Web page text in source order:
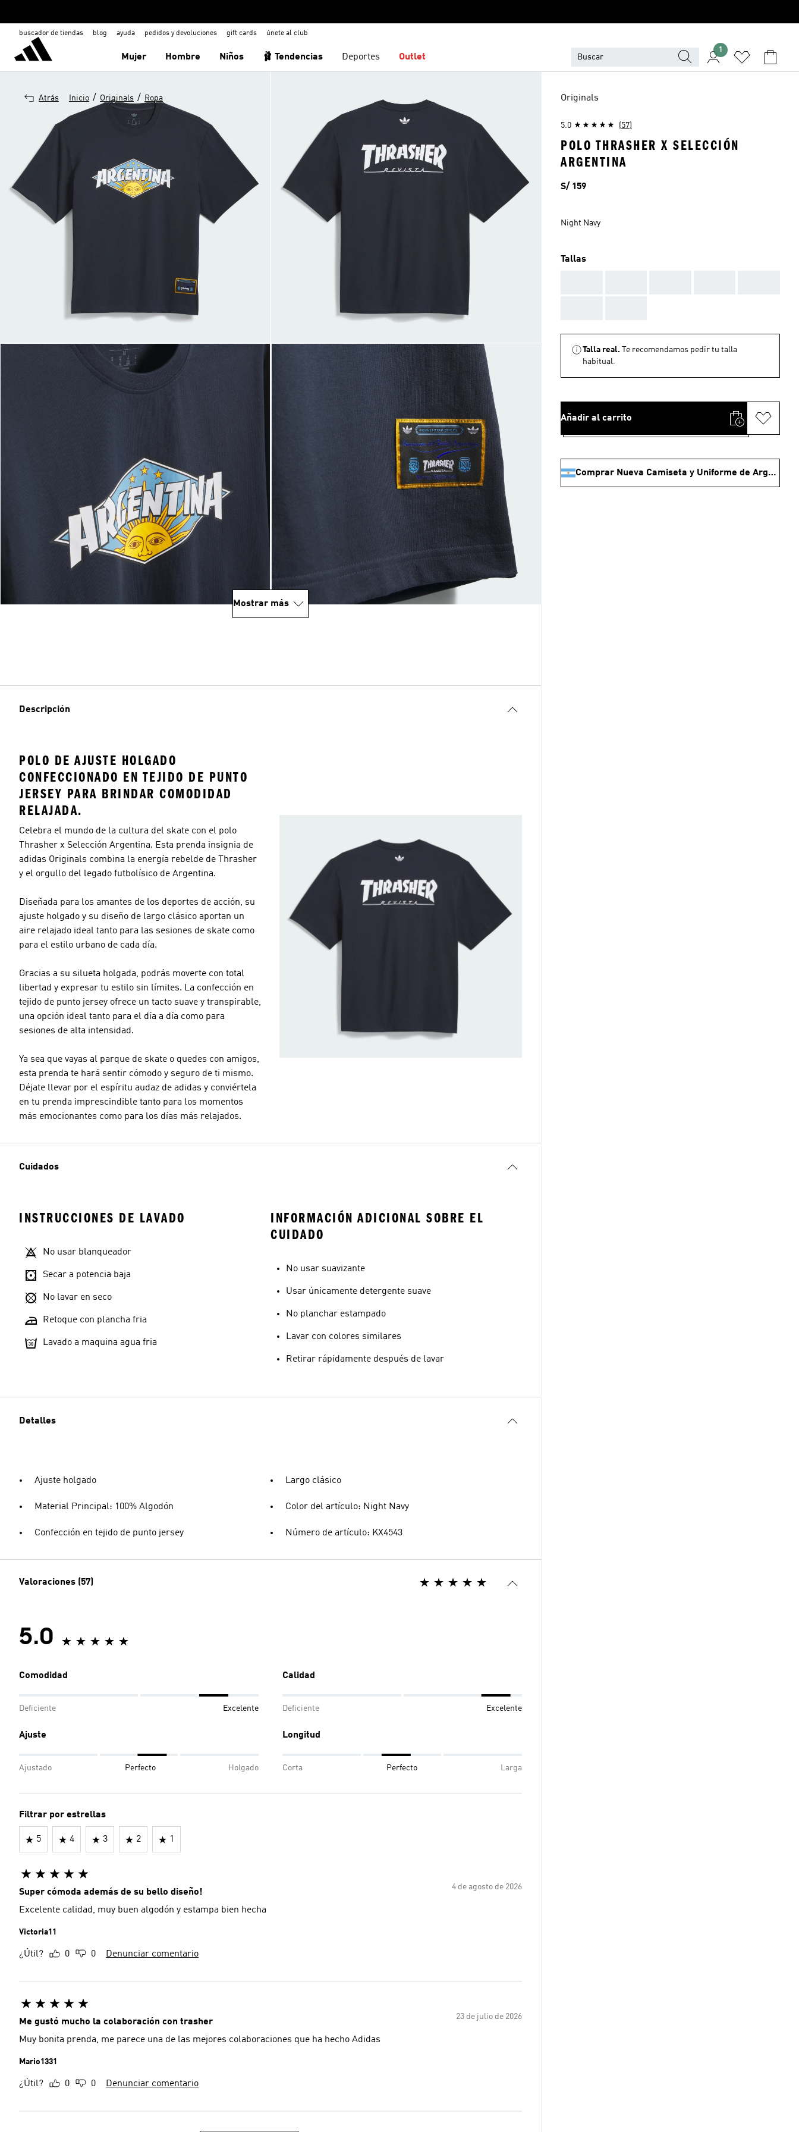
buscador de tiendas blog ayuda pedidos y devoluciones gift cards únete al club
Mujer Hombre Niños 🩰 Tendencias Deportes Outlet
1
Atrás Inicio / Originals / Ropa
Mostrar más
Descripción
POLO DE AJUSTE HOLGADO
CONFECCIONADO EN TEJIDO DE PUNTO
JERSEY PARA BRINDAR COMODIDAD
RELAJADA.
Celebra el mundo de la cultura del skate con el polo
Thrasher x Selección Argentina. Esta prenda insignia de
adidas Originals combina la energía rebelde de Thrasher
y el orgullo del legado futbolísico de Argentina.
Diseñada para los amantes de los deportes de acción, su
ajuste holgado y su diseño de largo clásico aportan un
aire relajado ideal tanto para las sesiones de skate como
para el estilo urbano de cada día.
Gracias a su silueta holgada, podrás moverte con total
libertad y expresar tu estilo sin límites. La confección en
tejido de punto jersey ofrece un tacto suave y transpirable,
una opción ideal tanto para el día a día como para
sesiones de alta intensidad.
Ya sea que vayas al parque de skate o quedes con amigos,
esta prenda te hará sentir cómodo y seguro de ti mismo.
Déjate llevar por el espíritu audaz de adidas y conviértela
en tu prenda imprescindible tanto para los momentos
más emocionantes como para los días más relajados.
Cuidados
INSTRUCCIONES DE LAVADO
No usar blanqueador
Secar a potencia baja
No lavar en seco
Retoque con plancha fria
Lavado a maquina agua fria
INFORMACIÓN ADICIONAL SOBRE EL
CUIDADO
No usar suavizante
Usar únicamente detergente suave
No planchar estampado
Lavar con colores similares
Retirar rápidamente después de lavar
Detalles
Ajuste holgado
Material Principal: 100% Algodón
Confección en tejido de punto jersey
Largo clásico
Color del artículo: Night Navy
Número de artículo: KX4543
Valoraciones (57)
5.0
Comodidad
Deficiente Excelente
Calidad
Deficiente Excelente
Ajuste
Ajustado Perfecto Holgado
Longitud
Corta Perfecto Larga
Filtrar por estrellas
5 4 3 2 1
4 de agosto de 2026
Super cómoda además de su bello diseño!
Excelente calidad, muy buen algodón y estampa bien hecha
Victoria11
¿Útil? 0 0 Denunciar comentario
23 de julio de 2026
Me gustó mucho la colaboración con trasher
Muy bonita prenda, me parece una de las mejores colaboraciones que ha hecho Adidas
Mario1331
¿Útil? 0 0 Denunciar comentario
Originals
5.0 (57)
POLO THRASHER X SELECCIÓN
ARGENTINA
Precio
S/ 159
Night Navy
Tallas
Talla real.
Te recomendamos pedir tu talla
habitual.
Añadir al carrito
Comprar Nueva Camiseta y Uniforme de Argentina